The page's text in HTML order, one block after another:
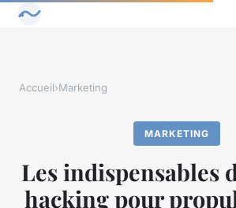
Accueil›Marketing
MARKETING
Les indispensables
hacking pour